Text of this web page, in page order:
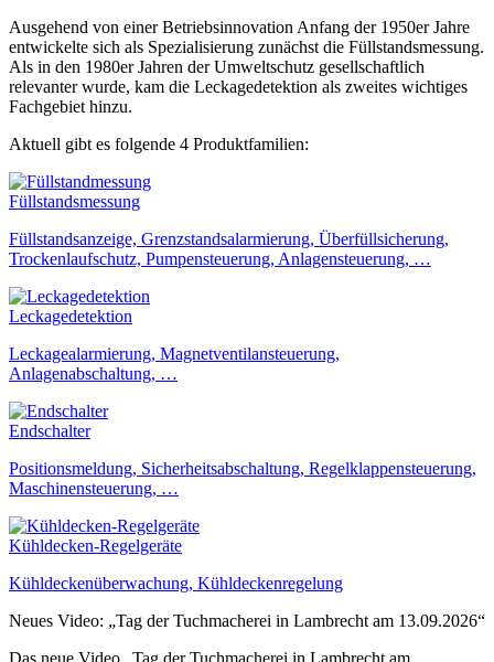
Ausgehend von einer Betriebsinnovation Anfang der 1950er Jahre
entwickelte sich als Spezialisierung zunächst die Füllstandsmessung.
Als in den 1980er Jahren der Umweltschutz gesellschaftlich
relevanter wurde, kam die Leckagedetektion als zweites wichtiges
Fachgebiet hinzu.
Aktuell gibt es folgende 4 Produktfamilien:
Füllstandsmessung
Füllstandsanzeige, Grenzstandsalarmierung, Überfüllsicherung,
Trockenlaufschutz, Pumpensteuerung, Anlagensteuerung, …
Leckagedetektion
Leckagealarmierung, Magnetventilansteuerung,
Anlagenabschaltung, …
Endschalter
Positionsmeldung, Sicherheitsabschaltung, Regelklappensteuerung,
Maschinensteuerung, …
Kühldecken-Regelgeräte
Kühldeckenüberwachung, Kühldeckenregelung
Neues Video: „Tag der Tuchmacherei in Lambrecht am 13.09.2026“
Das neue Video „Tag der Tuchmacherei in Lambrecht am